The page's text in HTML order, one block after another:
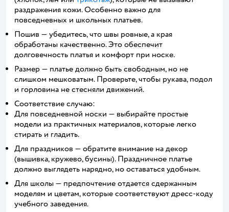
раздражения кожи. Особенно важно для
повседневных и школьных платьев.
Пошив — убедитесь, что швы ровные, а края
обработаны качественно. Это обеспечит
долговечность платья и комфорт при носке.
Размер — платье должно быть свободным, но не
слишком мешковатым. Проверьте, чтобы рукава, подол
и горловина не стесняли движений.
Соответствие случаю:
Для повседневной носки — выбирайте простые
модели из практичных материалов, которые легко
стирать и гладить.
Для праздников — обратите внимание на декор
(вышивка, кружево, бусины). Праздничное платье
должно выглядеть нарядно, но оставаться удобным.
Для школы — предпочтение отдается сдержанным
моделям и цветам, которые соответствуют дресс-коду
учебного заведения.